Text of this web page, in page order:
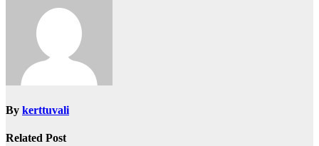
By kerttuvali
Related Post